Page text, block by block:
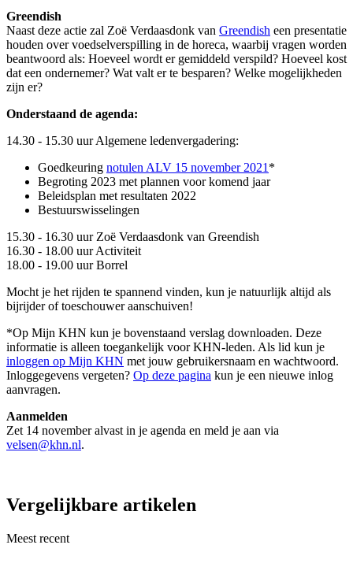
Greendish
Naast deze actie zal Zoë Verdaasdonk van Greendish een presentatie
houden over voedselverspilling in de horeca, waarbij vragen worden
beantwoord als: Hoeveel wordt er gemiddeld verspild? Hoeveel kost
dat een ondernemer? Wat valt er te besparen? Welke mogelijkheden
zijn er?
Onderstaand de agenda:
14.30 - 15.30 uur Algemene ledenvergadering:
Goedkeuring notulen ALV 15 november 2021 *
Begroting 2023 met plannen voor komend jaar
Beleidsplan met resultaten 2022
Bestuurswisselingen
15.30 - 16.30 uur Zoë Verdaasdonk van Greendish
16.30 - 18.00 uur Activiteit
18.00 - 19.00 uur Borrel
Mocht je het rijden te spannend vinden, kun je natuurlijk altijd als
bijrijder of toeschouwer aanschuiven!
*Op Mijn KHN kun je bovenstaand verslag downloaden. Deze
informatie is alleen toegankelijk voor KHN-leden. Als lid kun je
inloggen op Mijn KHN met jouw gebruikersnaam en wachtwoord.
Inloggegevens vergeten? Op deze pagina kun je een nieuwe inlog
aanvragen.
Aanmelden
Zet 14 november alvast in je agenda en meld je aan via
velsen@khn.nl.
Vergelijkbare artikelen
Meest recent